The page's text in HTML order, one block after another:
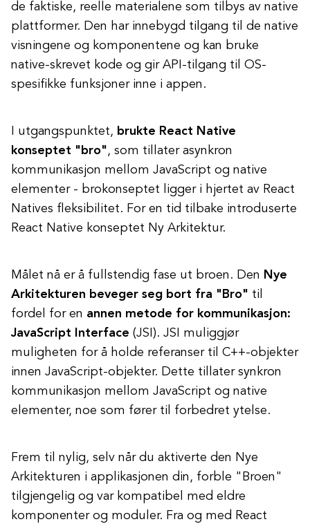
de faktiske, reelle materialene som tilbys av native
plattformer. Den har innebygd tilgang til de native
visningene og komponentene og kan bruke
native-skrevet kode og gir API-tilgang til OS-
spesifikke funksjoner inne i appen.
I utgangspunktet, brukte React Native
konseptet "bro", som tillater asynkron
kommunikasjon mellom JavaScript og native
elementer - brokonseptet ligger i hjertet av React
Natives fleksibilitet. For en tid tilbake introduserte
React Native konseptet Ny Arkitektur.
Målet nå er å fullstendig fase ut broen. Den Nye
Arkitekturen beveger seg bort fra "Bro" til
fordel for en annen metode for kommunikasjon:
JavaScript Interface (JSI). JSI muliggjør
muligheten for å holde referanser til C++-objekter
innen JavaScript-objekter. Dette tillater synkron
kommunikasjon mellom JavaScript og native
elementer, noe som fører til forbedret ytelse.
Frem til nylig, selv når du aktiverte den Nye
Arkitekturen i applikasjonen din, forble "Broen"
tilgjengelig og var kompatibel med eldre
komponenter og moduler. Fra og med React